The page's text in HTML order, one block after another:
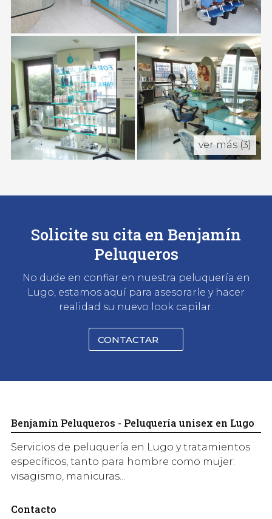
ver más (3)
Solicite su cita en Benjamín
Peluqueros
No dude en confiar en nuestra peluquería en
Lugo, estamos aquí para asesorarle y hacer
realidad su nuevo look capilar.
CONTACTAR
Benjamín Peluqueros - Peluquería unisex en Lugo
Servicios de peluquería en Lugo y tratamientos
específicos, tanto para hombre como mujer:
visagismo, manicuras...
Contacto